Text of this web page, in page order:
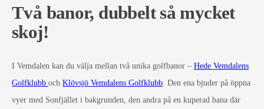
Två banor, dubbelt så mycket
skoj!
I Vemdalen kan du välja mellan två unika golfbanor – Hede Vemdalens
Golfklubb och Klövsjö Vemdalens Golfklubb . Den ena bjuder på öppna
vyer med Sonfjället i bakgrunden, den andra på en kuperad bana där